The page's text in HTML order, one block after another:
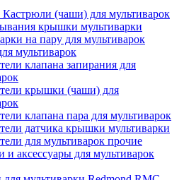
Кастрюли (чаши) для мультиварок
крышки мультиварки
на пару для мультиварок
мультиварок
клапана запирания для
крышки (чаши) для
клапана пара для мультиварок
датчика крышки мультиварки
для мультиварок прочие
и аксессуары для мультиварок